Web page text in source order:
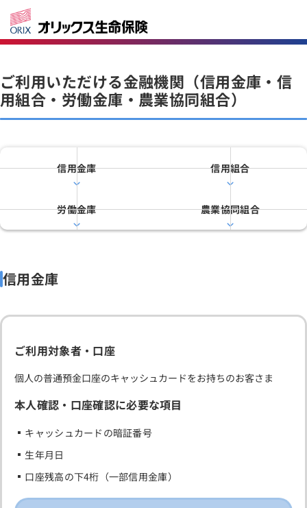
ご利用いただける金融機関（信用金庫・信
用組合・労働金庫・農業協同組合）
信用金庫 信用組合
労働金庫 農業協同組合
信用金庫
ご利用対象者・口座
個人の普通預金口座のキャッシュカードをお持ちのお客さま
本人確認・口座確認に必要な項目
キャッシュカードの暗証番号
生年月日
口座残高の下4桁（一部信用金庫）